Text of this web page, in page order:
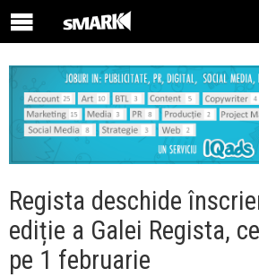
Regista deschide
ediție a Galei Regista,
pe 1 februarie